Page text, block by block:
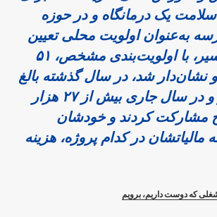
یک درمانگاه و در حوزه
به‌عنوان اولویت محلی تعیین
شد و در این مسیر، با اولویت‌بندی مشخص، ۵۱
نشان‌دار شد، در سال گذشته بالغ
بر ۲۸ هزار نفر و در سال جاری بیش از ۲۷ هزار
مشارکت کردند و خودشان
مالیاتشان در کدام پروژه، هزینه
شغلی که دوست داریم، برویم